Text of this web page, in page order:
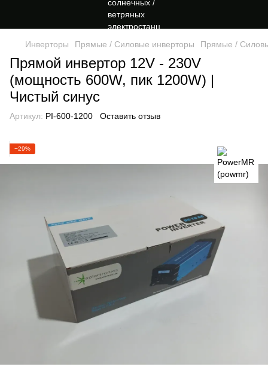
Инверторы Прямые / Силовые инверторы Прямые /
Прямой инвертор 12V - 230V
(мощность 600W, пик 1200W) |
Чистый синус
Артикул: PI-600-1200 Оставить отзыв
−29%